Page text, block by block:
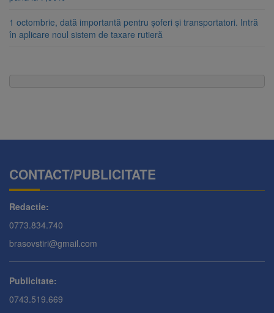
1 octombrie, dată importantă pentru șoferi și transportatori. Intră
în aplicare noul sistem de taxare rutieră
CONTACT/PUBLICITATE
Redactie:
0773.834.740
brasovstiri@gmail.com
Publicitate:
0743.519.669